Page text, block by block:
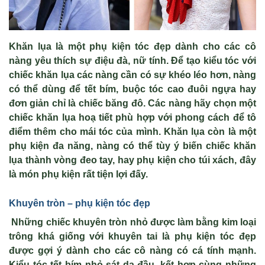
Khăn lụa là một phụ kiện tóc đẹp dành cho các cô
nàng yêu thích sự điệu đà, nữ tính. Để tạo kiểu tóc với
chiếc khăn lụa các nàng cần có sự khéo léo hơn, nàng
có thể dùng để tết bím, buộc tóc cao đuôi ngựa hay
đơn giản chỉ là chiếc băng đô. Các nàng hãy chọn một
chiếc khăn lụa hoạ tiết phù hợp với phong cách để tô
điểm thêm cho mái tóc của mình. Khăn lụa còn là một
phụ kiện đa năng, nàng có thể tùy ý biến chiếc khăn
lụa thành vòng đeo tay, hay phụ kiện cho túi xách, đây
là món phụ kiện rất tiện lợi đấy.
Khuyên tròn – phụ kiện tóc đẹp
Những chiếc khuyên tròn nhỏ được làm bằng kim loại
trông khá giống với khuyên tai là phụ kiện tóc đẹp
được gợi ý dành cho các cô nàng có cá tính mạnh.